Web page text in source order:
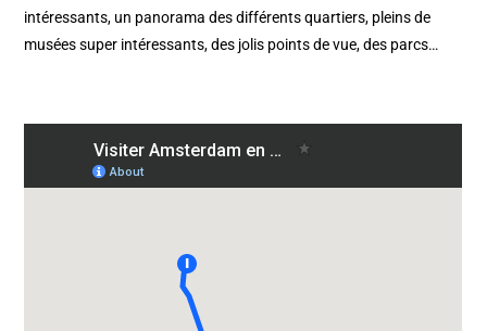
intéressants, un panorama des différents quartiers, pleins de
musées super intéressants, des jolis points de vue, des parcs…